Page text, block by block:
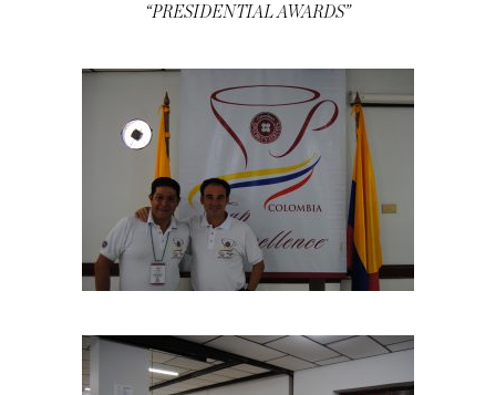
“PRESIDENTIAL AWARDS”